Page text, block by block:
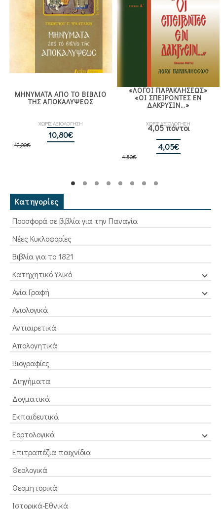
ΜΗΝΥΜΑΤΑ ΑΠΟ ΤΟ ΒΙΒΛΙΟ
ΤΗΣ ΑΠΟΚΑΛΥΨΕΩΣ
ΧΩΡΙΣ ΑΞΙΟΛΟΓΗΣΗ
12,00€
Original
price
10,80€
τρέχουσα
10,80€.
«ΛΟΓΟΙ ΠΑΡΑΚΛΗΣΕΩΣ»
«ΟΙ ΣΠΕΙΡΟΝΤΕΣ ΕΝ
ΔΑΚΡΥΣΙΝ…»
ΧΩΡΙΣ ΑΞΙΟΛΟΓΗΣΗ
4,05 πόντοι
4,50€
Original
price
4,50€.
4,05€
τρέχουσα
Κατηγορίες
Προσφορά σε βιβλία για την Παναγία
Νέες Κυκλοφορίες
Βιβλία για το 1821
Κατηχητικό Υλικό
Αγία Γραφή
Αγιολογικά
Αντιαιρετικά
Απολογητικά
Βιογραφίες
Διηγήματα
Δογματικά
Εκπαιδευτικά
Εορτολογικά
Επιτραπέζια παιχνίδια
Θεολογικά
Θεομητορικά
Ιστορικά-Εθνικά